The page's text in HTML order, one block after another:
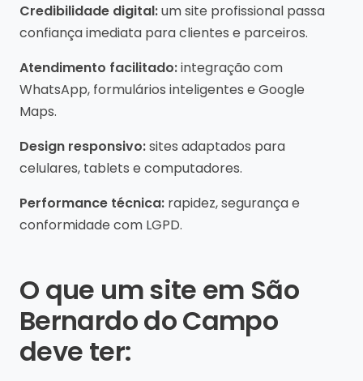
Credibilidade digital:um site profissional passa
confiança imediata para clientes e parceiros.
Atendimento facilitado:integração com
WhatsApp, formulários inteligentes e Google
Maps.
Design responsivo:sites adaptados para
celulares, tablets e computadores.
Performance técnica: rapidez, segurança e
conformidade com LGPD.
O que um site em São
Bernardo do Campo
deve ter: